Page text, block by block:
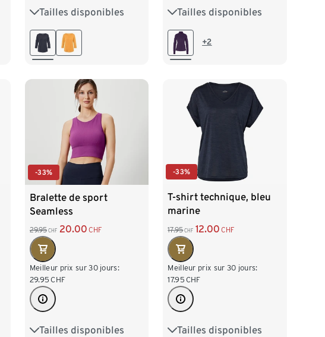
Tailles disponibles
XS 32/34 S 36/38
M 40/42
Tailles disponibles
XS 32/34 S 36/38
M 40/42+2
-33%
Bralette de sport
Seamless
29.95 CHF 20.00 CHF
Meilleur prix sur 30 jours:
29.95 CHF
Tailles disponibles
XS 32/34 S 36/38
-33%
T-shirt technique, bleu
marine
17.95 CHF 12.00 CHF
Meilleur prix sur 30 jours:
17.95 CHF
Tailles disponibles
XS 32/34 S 36/38